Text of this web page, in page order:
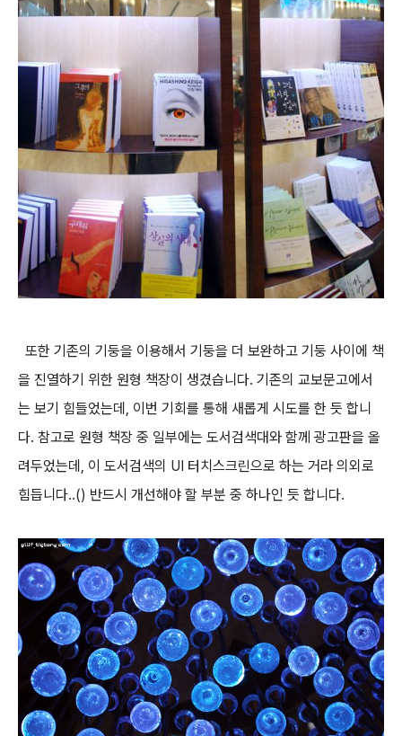
또한 기존의 기둥을 이용해서 기둥을 더 보완하고 기둥 사이에 책
을 진열하기 위한 원형 책장이 생겼습니다. 기존의 교보문고에서
는 보기 힘들었는데, 이번 기회를 통해 새롭게 시도를 한 듯 합니
다. 참고로 원형 책장 중 일부에는 도서검색대와 함께 광고판을 올
려두었는데, 이 도서검색의 UI 터치스크린으로 하는 거라 의외로
힘듭니다..() 반드시 개선해야 할 부분 중 하나인 듯 합니다.